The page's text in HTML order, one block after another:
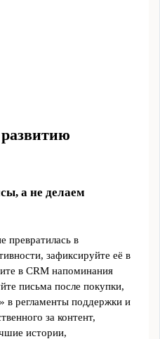
а не делаем
превратилась в
зафиксируйте её в
в CRM напоминания
письма после покупки,
в регламенты поддержки и
за контент,
истории,